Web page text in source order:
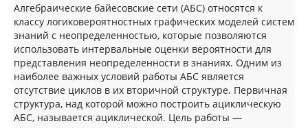
Алгебраические байесовские сети (АБС) относятся к
классу логиковероятностных графических моделей систем
знаний с неопределенностью, которые позволяются
использовать интервальные оценки вероятности для
представления неопределенности в знаниях. Одним из
наиболее важных условий работы АБС является
отсутствие циклов в их вторичной структуре. Первичная
структура, над которой можно построить ациклическую
АБС, называется ациклической. Цель работы —